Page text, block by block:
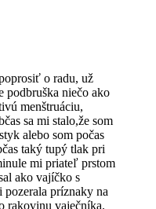
o radu, už
podbruška niečo ako
menštruáciu,
sa mi stalo,že som
alebo som počas
taký tupý tlak pri
mi priateľ prstom
ako vajíčko s
príznaky na
rakovinu vaječníka.